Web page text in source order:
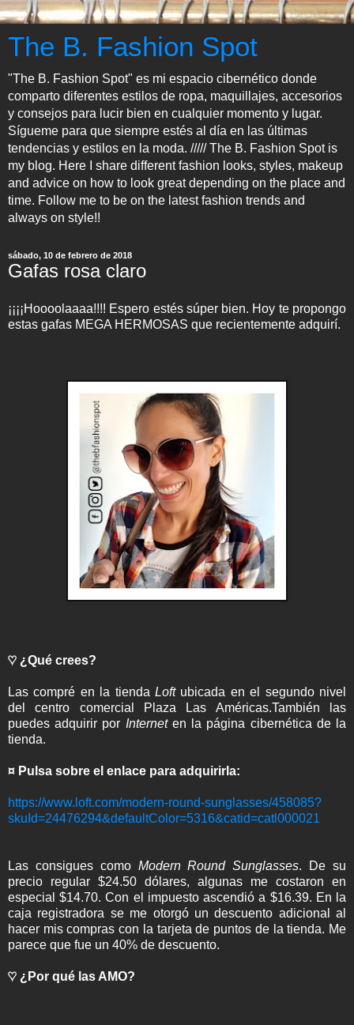
The B. Fashion Spot
"The B. Fashion Spot" es mi espacio cibernético donde
comparto diferentes estilos de ropa, maquillajes, accesorios
y consejos para lucir bien en cualquier momento y lugar.
Sígueme para que siempre estés al día en las últimas
tendencias y estilos en la moda. ///// The B. Fashion Spot is
my blog. Here I share different fashion looks, styles, makeup
and advice on how to look great depending on the place and
time. Follow me to be on the latest fashion trends and
always on style!!
sábado, 10 de febrero de 2018
Gafas rosa claro
¡¡¡¡Hoooolaaaa!!!! Espero estés súper bien. Hoy te propongo
estas gafas MEGA HERMOSAS que recientemente adquirí.
♡ ¿Qué crees?
Las compré en la tienda Loftubicada en el segundo nivel
del centro comercial Plaza Las Américas.También las
puedes adquirir por Interneten la página cibernética de la
tienda.
¤ Pulsa sobre el enlace para adquirirla:
https://www.loft.com/modern-round-sunglasses/458085?
skuId=24476294&defaultColor=5316&catid=catl000021
Las consigues como Modern Round Sunglasses. De su
precio regular $24.50 dólares, algunas me costaron en
especial $14.70. Con el impuesto ascendió a $16.39. En la
caja registradora se me otorgó un descuento adicional al
hacer mis compras con la tarjeta de puntos de la tienda. Me
parece que fue un 40% de descuento.
♡ ¿Por qué las AMO?